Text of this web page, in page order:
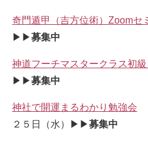
奇門遁甲（吉方位術）Zoomセ
▶▶募集中
神道フーチマスタークラス初級
▶▶募集中
神社で開運まるわかり勉強会
２５日（水）▶▶募集中